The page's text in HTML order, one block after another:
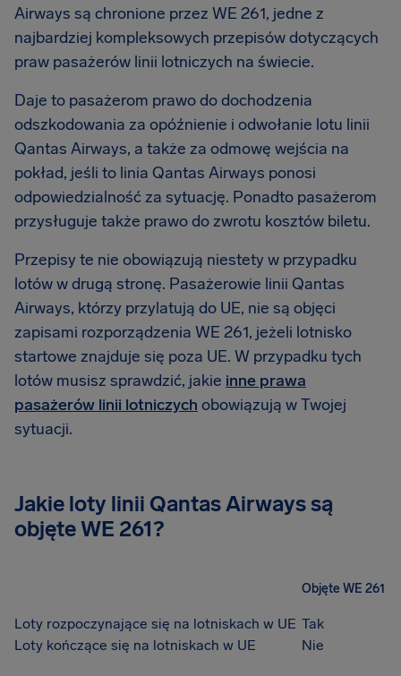
Airways są chronione przez WE 261, jedne z
najbardziej kompleksowych przepisów dotyczących
praw pasażerów linii lotniczych na świecie.
Daje to pasażerom prawo do dochodzenia
odszkodowania za opóźnienie i odwołanie lotu linii
Qantas Airways, a także za odmowę wejścia na
pokład, jeśli to linia Qantas Airways ponosi
odpowiedzialność za sytuację. Ponadto pasażerom
przysługuje także prawo do zwrotu kosztów biletu.
Przepisy te nie obowiązują niestety w przypadku
lotów w drugą stronę. Pasażerowie linii Qantas
Airways, którzy przylatują do UE, nie są objęci
zapisami rozporządzenia WE 261, jeżeli lotnisko
startowe znajduje się poza UE. W przypadku tych
lotów musisz sprawdzić, jakie inne prawa
pasażerów linii lotniczych obowiązują w Twojej
sytuacji.
Jakie loty linii Qantas Airways są
objęte WE 261?
Objęte WE 261
Loty rozpoczynające się na lotniskach w UE Tak
Loty kończące się na lotniskach w UE
Nie